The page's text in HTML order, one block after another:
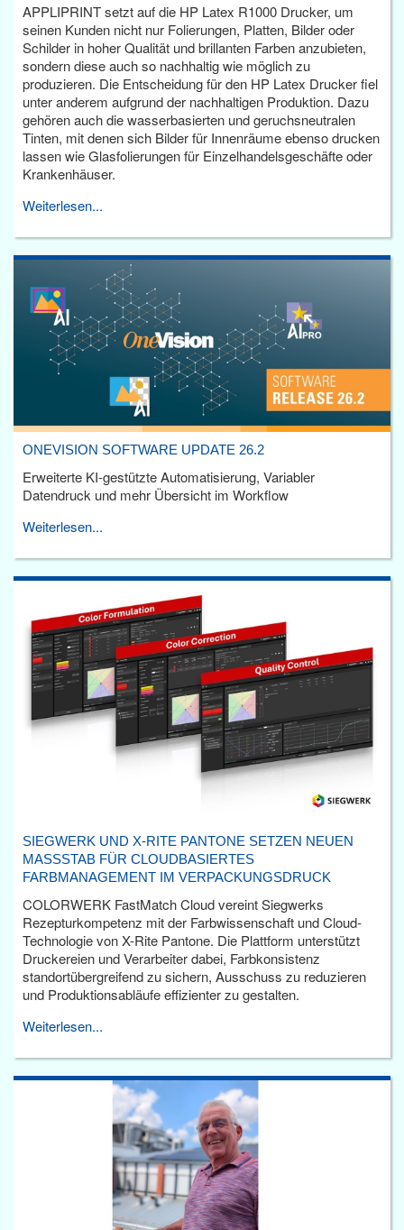
APPLIPRINT setzt auf die HP Latex R1000 Drucker, um
seinen Kunden nicht nur Folierungen, Platten, Bilder oder
Schilder in hoher Qualität und brillanten Farben anzubieten,
sondern diese auch so nachhaltig wie möglich zu
produzieren. Die Entscheidung für den HP Latex Drucker fiel
unter anderem aufgrund der nachhaltigen Produktion. Dazu
gehören auch die wasserbasierten und geruchsneutralen
Tinten, mit denen sich Bilder für Innenräume ebenso drucken
lassen wie Glasfolierungen für Einzelhandelsgeschäfte oder
Krankenhäuser.
Weiterlesen...
ONEVISION SOFTWARE UPDATE 26.2
Erweiterte KI-gestützte Automatisierung, Variabler
Datendruck und mehr Übersicht im Workflow
Weiterlesen...
SIEGWERK UND X-RITE PANTONE SETZEN NEUEN
MASSSTAB FÜR CLOUDBASIERTES F
ARBMANAGEMENT IM VERPACKUNGSDRUCK
COLORWERK FastMatch Cloud vereint Siegwerks
Rezepturkompetenz mit der Farbwissenschaft und Cloud-
Technologie von X-Rite Pantone. Die Plattform unterstützt
Druckereien und Verarbeiter dabei, Farbkonsistenz
standortübergreifend zu sichern, Ausschuss zu reduzieren
und Produktionsabläufe effizienter zu gestalten.
Weiterlesen...